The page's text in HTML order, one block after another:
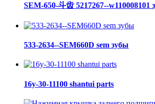
SEM-650-斗齿 5217267--w110008101
533-2634--SEM660D sem зубы
16y-30-11100 shantui parts